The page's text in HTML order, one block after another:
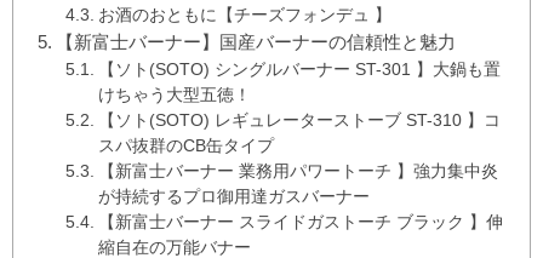
お酒のおともに【チーズフォンデュ 】
【新富士バーナー】国産バーナーの信頼性と魅力
【ソト(SOTO) シングルバーナー ST-301 】大鍋も置
けちゃう大型五徳！
【ソト(SOTO) レギュレーターストーブ ST-310 】コ
スパ抜群のCB缶タイプ
【新富士バーナー 業務用パワートーチ 】強力集中炎
が持続するプロ御用達ガスバーナー
【新富士バーナー スライドガストーチ ブラック 】伸
縮自在の万能バナー